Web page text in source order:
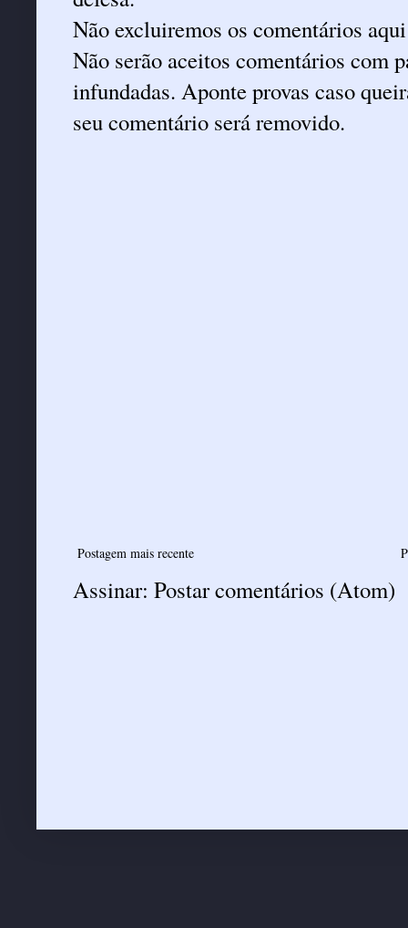
Não excluiremos os comentários
Não serão aceitos comentários com
infundadas. Aponte provas caso
seu comentário será removido.
Postagem mais recente
Assinar: Postar comentários (Atom)